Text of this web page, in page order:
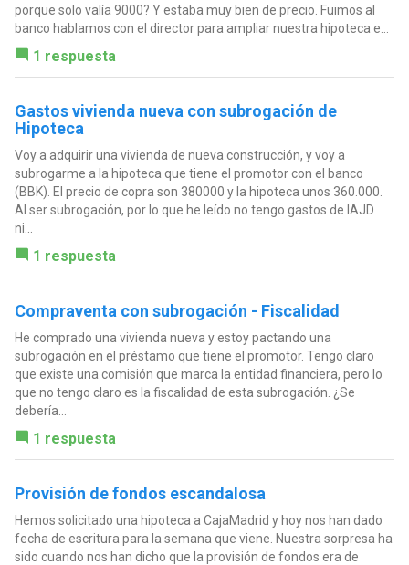
porque solo valía 9000? Y estaba muy bien de precio. Fuimos al
banco hablamos con el director para ampliar nuestra hipoteca e...
1 respuesta
Gastos vivienda nueva con subrogación de
Hipoteca
Voy a adquirir una vivienda de nueva construcción, y voy a
subrogarme a la hipoteca que tiene el promotor con el banco
(BBK). El precio de copra son 380000 y la hipoteca unos 360.000.
Al ser subrogación, por lo que he leído no tengo gastos de IAJD
ni...
1 respuesta
Compraventa con subrogación - Fiscalidad
He comprado una vivienda nueva y estoy pactando una
subrogación en el préstamo que tiene el promotor. Tengo claro
que existe una comisión que marca la entidad financiera, pero lo
que no tengo claro es la fiscalidad de esta subrogación. ¿Se
debería...
1 respuesta
Provisión de fondos escandalosa
Hemos solicitado una hipoteca a CajaMadrid y hoy nos han dado
fecha de escritura para la semana que viene. Nuestra sorpresa ha
sido cuando nos han dicho que la provisión de fondos era de